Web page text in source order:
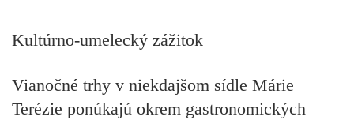
Kultúrno-umelecký zážitok
Vianočné trhy v niekdajšom sídle Márie
Terézie ponúkajú okrem gastronomických